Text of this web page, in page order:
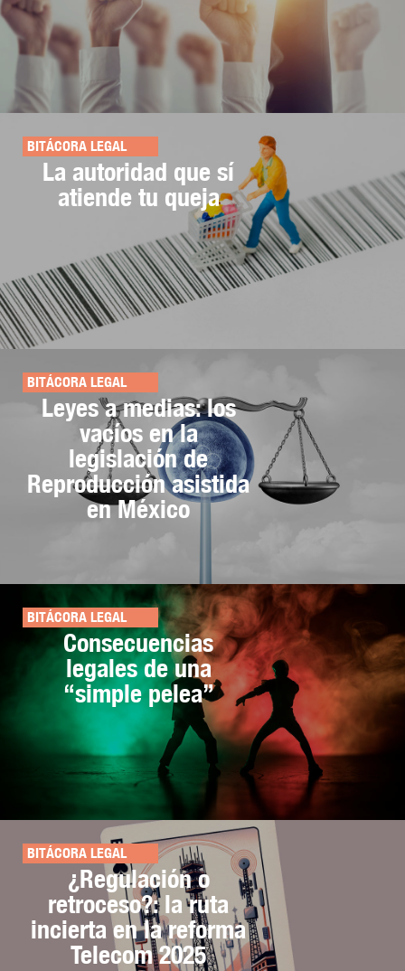
BITÁCORA LEGAL
La autoridad que sí
atiende tu queja
BITÁCORA LEGAL
Leyes a medias: los
vacíos en la
legislación de
Reproducción asistida
en México
BITÁCORA LEGAL
Consecuencias
legales de una
“simple pelea”
BITÁCORA LEGAL
¿Regulación o
retroceso?: la ruta
incierta en la reforma
Telecom 2025